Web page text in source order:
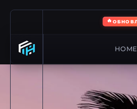
🔥
HOME